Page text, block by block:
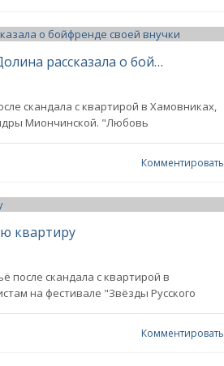
"Мальчик хороший. Мы его принимаем". Лариса Долина рассказала о бойфренде своей внучки
скандала с квартирой в Хамовниках,
Миончинской. "Любовь
Комментировать
квартиру
после скандала с квартирой в
на фестивале "Звёзды Русского
Комментировать